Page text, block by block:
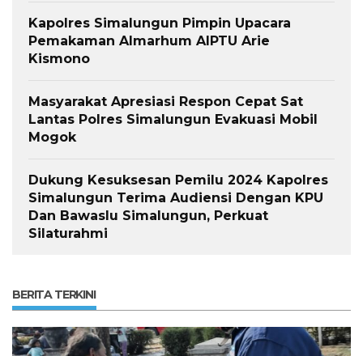
Kapolres Simalungun Pimpin Upacara
Pemakaman Almarhum AIPTU Arie
Kismono
Masyarakat Apresiasi Respon Cepat Sat
Lantas Polres Simalungun Evakuasi Mobil
Mogok
Dukung Kesuksesan Pemilu 2024 Kapolres
Simalungun Terima Audiensi Dengan KPU
Dan Bawaslu Simalungun, Perkuat
Silaturahmi
BERITA TERKINI